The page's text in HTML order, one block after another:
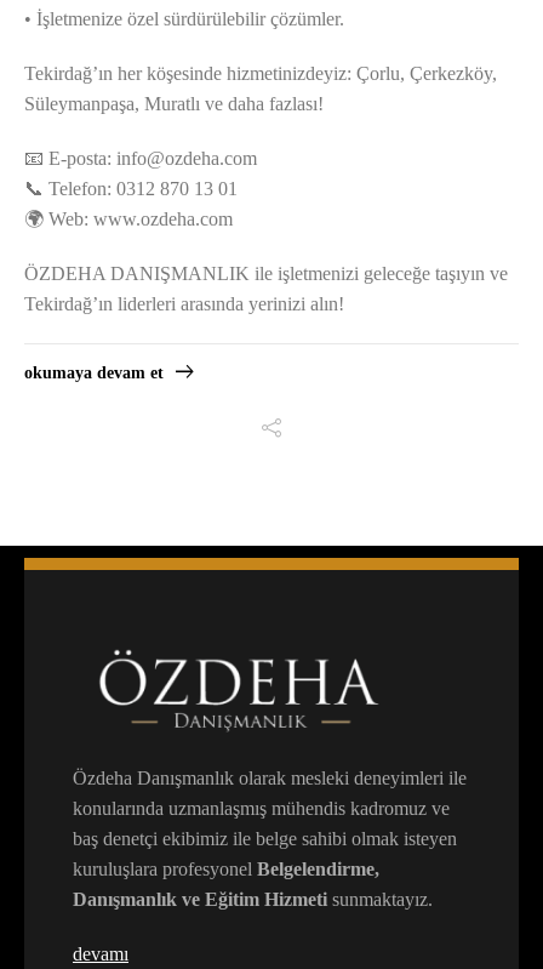
• İşletmenize özel sürdürülebilir çözümler.
Tekirdağ’ın her köşesinde hizmetinizdeyiz: Çorlu, Çerkezköy,
Süleymanpaşa, Muratlı ve daha fazlası!
📧 E-posta: info@ozdeha.com
📞 Telefon: 0312 870 13 01
🌍 Web: www.ozdeha.com
ÖZDEHA DANIŞMANLIK ile işletmenizi geleceğe taşıyın ve
Tekirdağ’ın liderleri arasında yerinizi alın!
okumaya devam et
Özdeha Danışmanlık olarak mesleki deneyimleri ile
konularında uzmanlaşmış mühendis kadromuz ve
baş denetçi ekibimiz ile belge sahibi olmak isteyen
kuruluşlara profesyonel Belgelendirme,
Danışmanlık ve Eğitim Hizmeti sunmaktayız.
devamı